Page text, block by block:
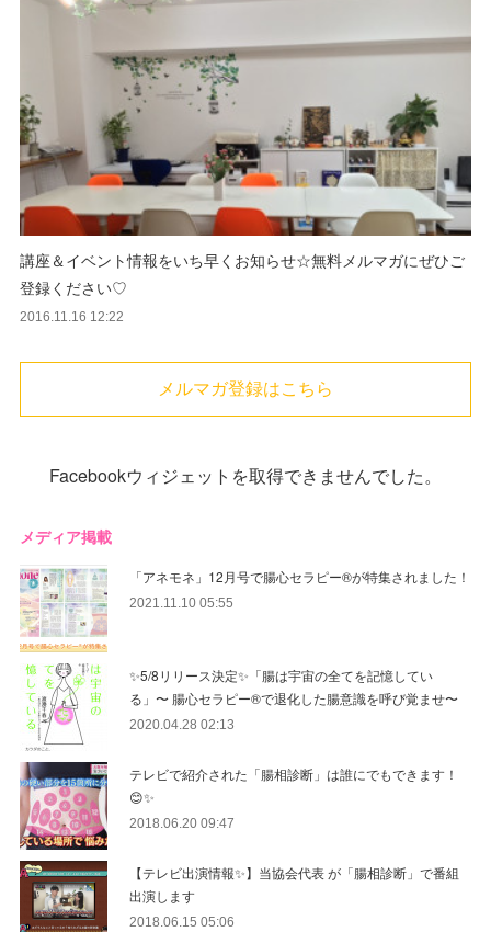
講座＆イベント情報をいち早くお知らせ☆無料メルマガにぜひご
登録ください♡
2016.11.16 12:22
メルマガ登録はこちら
Facebookウィジェットを取得できませんでした。
メディア掲載
「アネモネ」12月号で腸心セラピー®︎が特集されました！
2021.11.10 05:55
✨5/8リリース決定✨「腸は宇宙の全てを記憶してい
る」〜 腸心セラピー®︎で退化した腸意識を呼び覚ませ〜
2020.04.28 02:13
テレビで紹介された「腸相診断」は誰にでもできます！
😊✨
2018.06.20 09:47
【テレビ出演情報✨】当協会代表 が「腸相診断」で番組
出演します
2018.06.15 05:06